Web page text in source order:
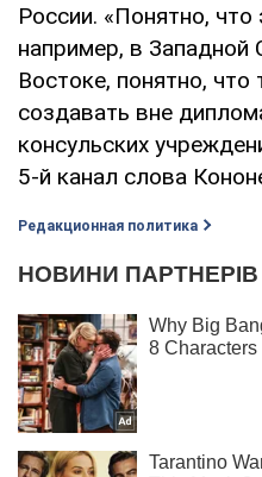
России. «Понятно, что
например, в Западной
Востоке, понятно, что
создавать вне
консульских
5-й канал слова
Редакционная политика